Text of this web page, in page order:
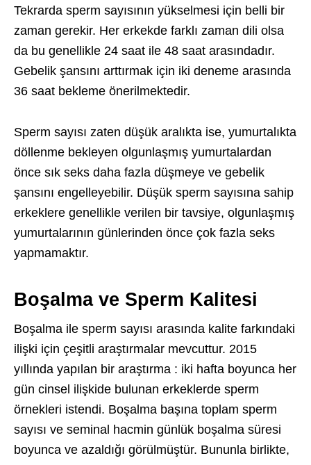
Tekrarda sperm sayısının yükselmesi için belli bir
zaman gerekir. Her erkekde farklı zaman dili olsa
da bu genellikle 24 saat ile 48 saat arasındadır.
Gebelik şansını arttırmak için iki deneme arasında
36 saat bekleme önerilmektedir.
Sperm sayısı zaten düşük aralıkta ise, yumurtalıkta
döllenme bekleyen olgunlaşmış yumurtalardan
önce sık seks daha fazla düşmeye ve gebelik
şansını engelleyebilir. Düşük sperm sayısına sahip
erkeklere genellikle verilen bir tavsiye, olgunlaşmış
yumurtalarının günlerinden önce çok fazla seks
yapmamaktır.
Boşalma ve Sperm Kalitesi
Boşalma ile sperm sayısı arasında kalite farkındaki
ilişki için çeşitli araştırmalar mevcuttur. 2015
yıllında yapılan bir araştırma : iki hafta boyunca her
gün cinsel ilişkide bulunan erkeklerde sperm
örnekleri istendi. Boşalma başına toplam sperm
sayısı ve seminal hacmin günlük boşalma süresi
boyunca ve azaldığı görülmüştür. Bununla birlikte,